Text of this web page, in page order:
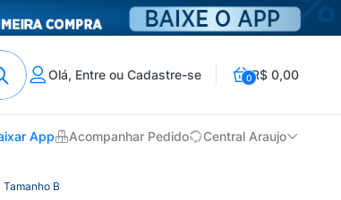
Olá, Entre ou Cadastre-se 0R$ 0,00
App Acompanhar Pedido Central Araujo
B